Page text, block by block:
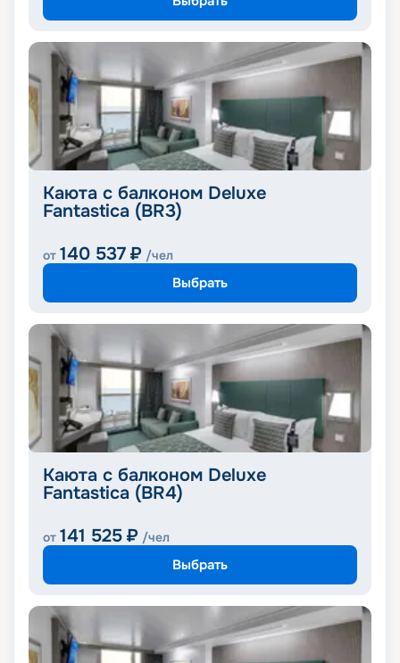
Каюта с балконом Deluxe
Fantastica (BR3)
от 140 537 ₽ /чел
Выбрать
Каюта с балконом Deluxe
Fantastica (BR4)
от 141 525 ₽ /чел
Выбрать